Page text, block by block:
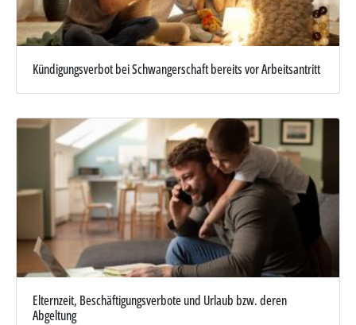
Kündigungsverbot bei Schwangerschaft bereits vor Arbeitsantritt
Elternzeit, Beschäftigungsverbote und Urlaub bzw. deren
Abgeltung